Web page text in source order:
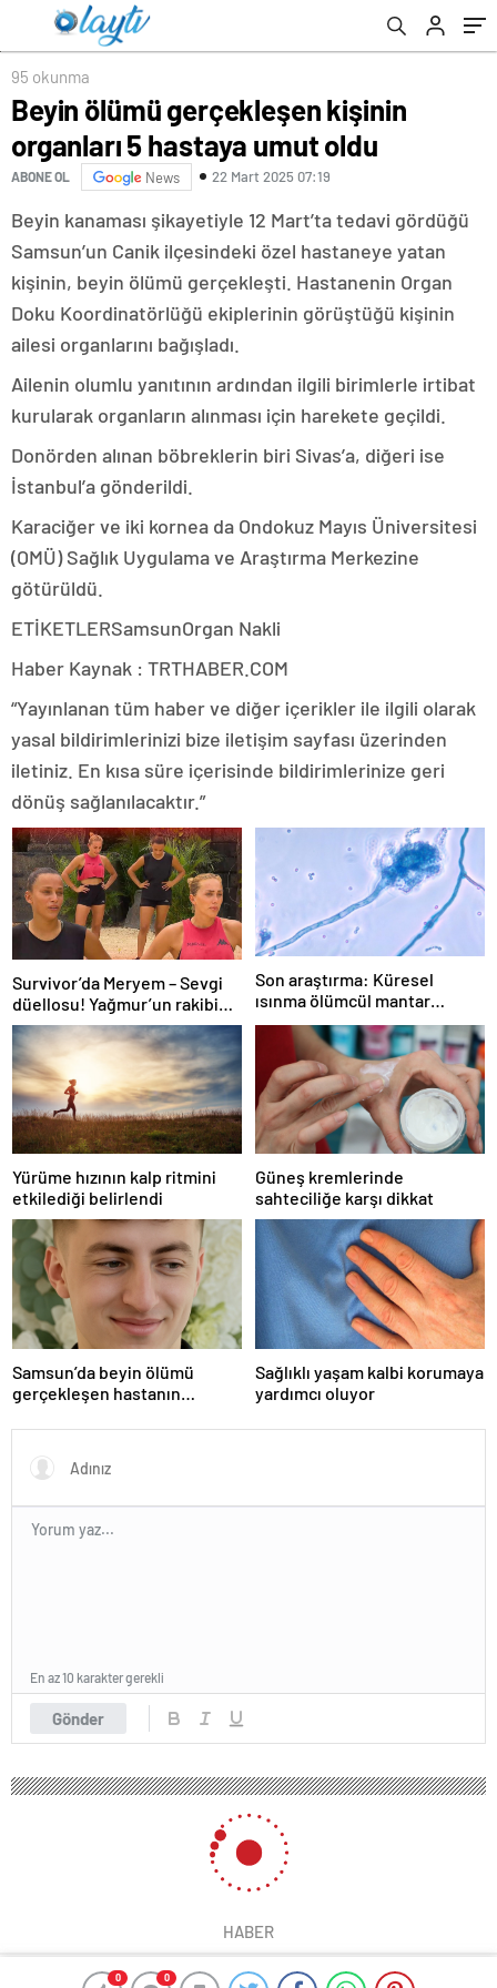
95 okunma
Beyin ölümü gerçekleşen kişinin
organları 5 hastaya umut oldu
ABONE OL News 22 Mart 2025 07:19
0 0
Beyin kanaması şikayetiyle 12 Mart’ta tedavi gördüğü
Samsun’un Canik ilçesindeki özel hastaneye yatan
kişinin, beyin ölümü gerçekleşti. Hastanenin Organ
Doku Koordinatörlüğü ekiplerinin görüştüğü kişinin
ailesi organlarını bağışladı.
Ailenin olumlu yanıtının ardından ilgili birimlerle irtibat
kurularak organların alınması için harekete geçildi.
Donörden alınan böbreklerin biri Sivas’a, diğeri ise
İstanbul’a gönderildi.
Karaciğer ve iki kornea da Ondokuz Mayıs Üniversitesi
(OMÜ) Sağlık Uygulama ve Araştırma Merkezine
götürüldü.
ETİKETLERSamsunOrgan Nakli
Haber Kaynak : TRTHABER.COM
“Yayınlanan tüm haber ve diğer içerikler ile ilgili olarak
yasal bildirimlerinizi bize iletişim sayfası üzerinden
iletiniz. En kısa süre içerisinde bildirimlerinize geri
dönüş sağlanılacaktır.”
Survivor’da Meryem – Sevgi
düellosu! Yağmur’un rakibi
belli oldu
Son araştırma: Küresel
ısınma ölümcül mantar
hastalığını yayabilir
Yürüme hızının kalp ritmini
etkilediği belirlendi
Güneş kremlerinde
sahteciliğe karşı dikkat
Samsun’da beyin ölümü
gerçekleşen hastanın
Sağlıklı yaşam kalbi korumaya
yardımcı oluyor
Gönder
En az 10 karakter gerekli
HABER